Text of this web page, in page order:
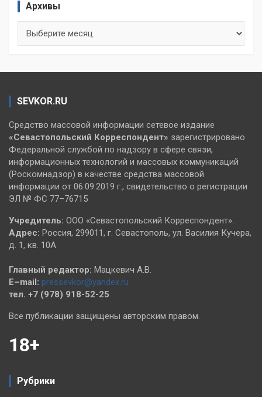
Архивы
SEVKOR.RU
Средство массовой информации сетевое издание
«Севастопольский Корреспондент» зарегистрировано
Федеральной службой по надзору в сфере связи,
информационных технологий и массовых коммуникаций
(Роскомнадзор) в качестве средства массовой
информации от 06.09.2019 г., свидетельство о регистрации
ЭЛ № ФС 77–76715
Учредитель: ООО «Севастопольский Корреспондент».
Адрес: Россия, 299011, г. Севастополь, ул. Василия Кучера,
д. 1, кв. 10А
Главный редактор: Мацкевич А.В.
E–mail: pressevkor@yandex.ru
тел. +7 (978) 918-52-25
Все публикации защищены авторским правом.
18+
Рубрики